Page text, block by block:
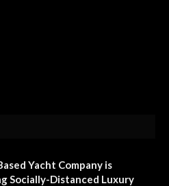
Yacht Company is
Socially-Distanced Luxury